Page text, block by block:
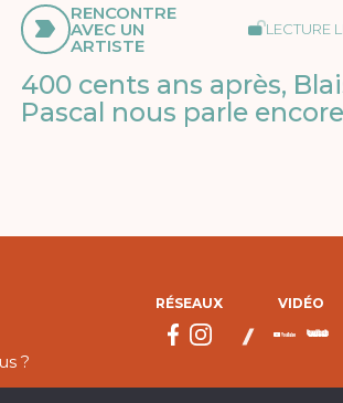
RENCONTRE
AVEC UN
ARTISTE
LECTURE
400 cents ans après,
Pascal nous parle encore
?
RÉSEAUX VIDÉO